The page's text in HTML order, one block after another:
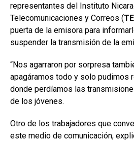
representantes del Instituto
Telecomunicaciones y Correos (
puerta de la emisora para
suspender la transmisión de la
“Nos agarraron por sorpresa
apagáramos todo y solo pudimos
donde perdíamos las
de los jóvenes.
Otro de los trabajadores que
este medio de comunicación,